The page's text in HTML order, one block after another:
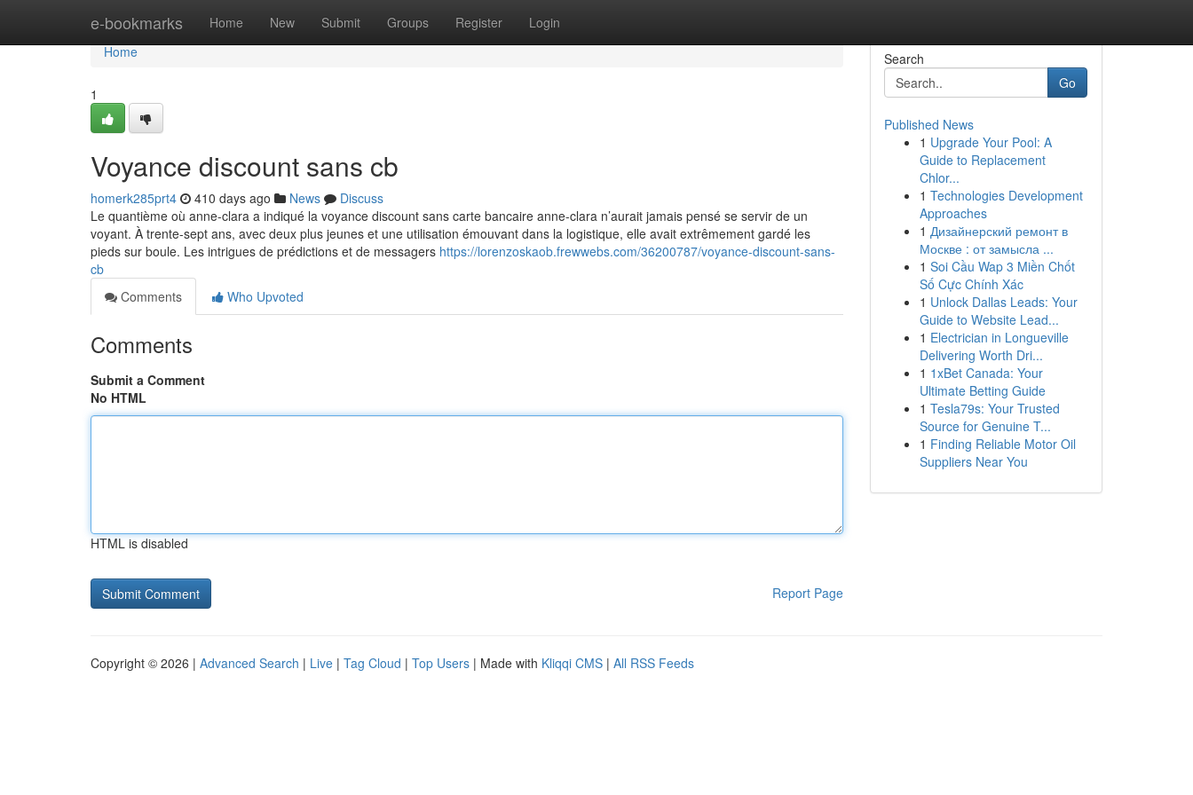
e-bookmarks Home New Submit Groups Register Login
Home
Home
1
Voyance discount sans cb
homerk285prt4 410 days ago News
Discuss
Le quantième où anne-clara a indiqué la voyance discount sans carte bancaire anne-clara n’aurait jamais pensé se servir de un
voyant. À trente-sept ans, avec deux plus jeunes et une utilisation émouvant dans la logistique, elle avait extrêmement gardé les
pieds sur boule. Les intrigues de prédictions et de messagers https://lorenzoskaob.frewwebs.com/36200787/voyance-discount-sans-
cb
Comments
Who Upvoted
Comments
Submit a Comment
No HTML
HTML is disabled
Report Page
Search
Go
Published News
1 Upgrade Your Pool: A
Guide to Replacement
Chlor...
1 Technologies Development
Approaches
1 Дизайнерский ремонт в
Москве : от замысла ...
1 Soi Cầu Wap 3 Miền Chốt
Số Cực Chính Xác
1 Unlock Dallas Leads: Your
Guide to Website Lead...
1 Electrician in Longueville
Delivering Worth Dri...
1 1xBet Canada: Your
Ultimate Betting Guide
1 Tesla79s: Your Trusted
Source for Genuine T...
1 Finding Reliable Motor Oil
Suppliers Near You
Copyright © 2026 | Advanced Search | Live | Tag Cloud | Top Users | Made with Kliqqi CMS | All RSS Feeds